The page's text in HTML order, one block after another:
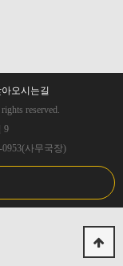
아오시는길
reserved.
9
사무국장)